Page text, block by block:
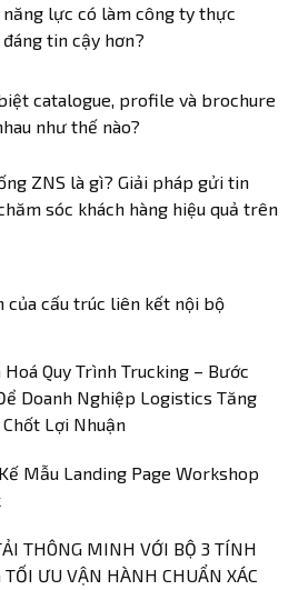
năng lực có làm công ty thực
tin cậy hơn?
catalogue, profile và brochure
như thế nào?
ZNS là gì? Giải pháp gửi tin
sóc khách hàng hiệu quả trên
của cấu trúc liên kết nội bộ
Hoá Quy Trình Trucking – Bước
Doanh Nghiệp Logistics Tăng
Lợi Nhuận
Mẫu Landing Page Workshop
THÔNG MINH VỚI BỘ 3 TÍNH
TỐI ƯU VẬN HÀNH CHUẨN XÁC